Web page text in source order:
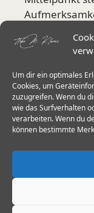
Um dir ein optimales
Cookies, um
zuzugreifen. Wenn du
wie das Surfverhalten
verarbeiten. Wenn du
können bestimmte
Mehr über
Aktuelle
Stiegen in der